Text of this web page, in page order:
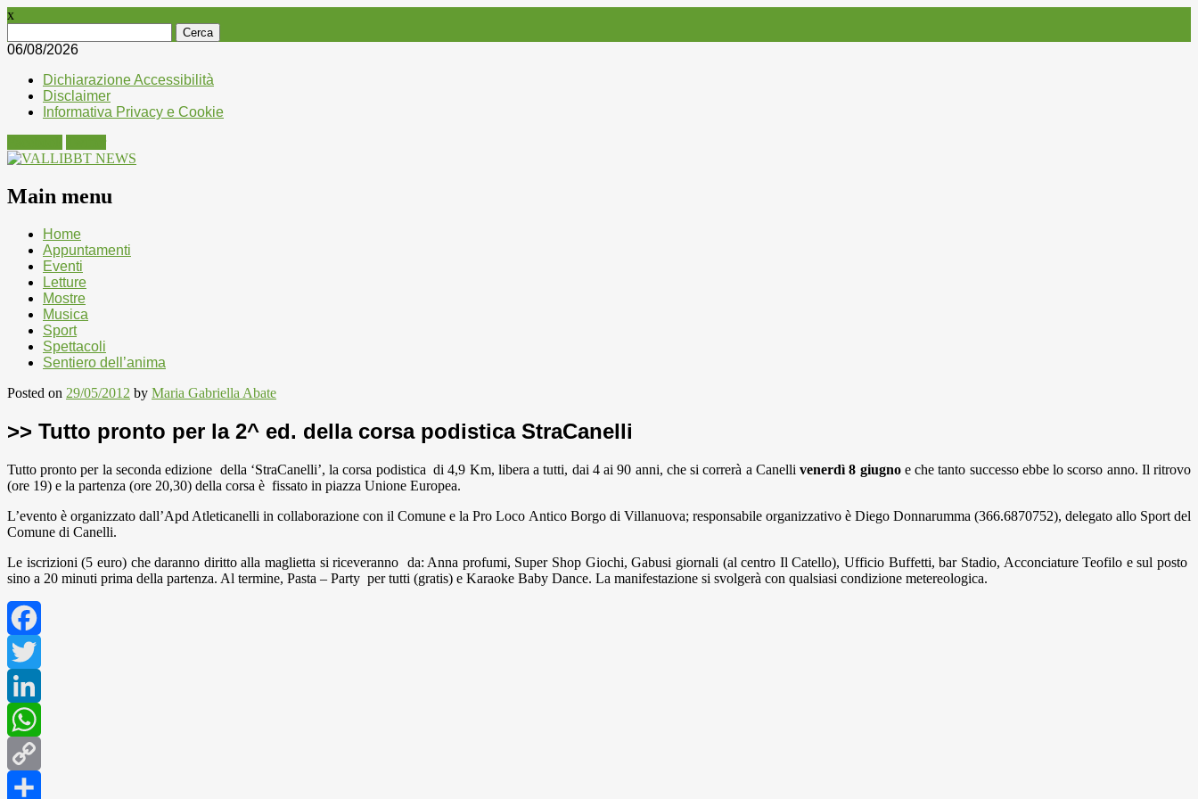
x
per:
06/08/2026
Dichiarazione Accessibilità
Disclaimer
Informativa Privacy e Cookie
Main menu
Skip
content
Home
Appuntamenti
Eventi
Letture
Mostre
Musica
Sport
Spettacoli
Sentiero dell’anima
Posted on 29/05/2012 by Maria Gabriella Abate
>> Tutto pronto per la 2^ ed. della corsa podistica StraCanelli
Tutto pronto per la seconda edizione della ‘StraCanelli’, la corsa podistica di 4,9 Km, libera a tutti, dai 4 ai 90 anni, che si correrà a Canelli venerdì 8 giugnoe che tanto successo ebbe lo scorso anno. Il ritrovo
(ore 19) e la partenza (ore 20,30) della corsa è fissato in piazza Unione Europea.
L’evento è organizzato dall’Apd Atleticanelli in collaborazione con il Comune e la Pro Loco Antico Borgo di Villanuova; responsabile organizzativo è Diego Donnarumma (366.6870752), delegato allo Sport del
Comune di Canelli.
Le iscrizioni (5 euro) che daranno diritto alla maglietta si riceveranno da: Anna profumi, Super Shop Giochi, Gabusi giornali (al centro Il Catello), Ufficio Buffetti, bar Stadio, Acconciature Teofilo e sul posto
sino a 20 minuti prima della partenza. Al termine, Pasta – Party per tutti (gratis) e Karaoke Baby Dance. La manifestazione si svolgerà con qualsiasi condizione metereologica.
Facebook
Twitter
LinkedIn
WhatsApp
Copy